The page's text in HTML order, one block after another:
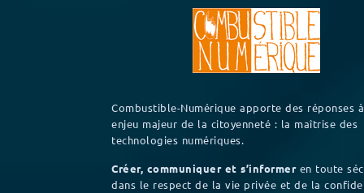
Combustible-Numérique apporte des réponses
enjeu majeur de la citoyenneté : la maîtrise des
technologies numériques.
Créer, communiquer et s’informeren toute
dans le respect de la vie privée et de la